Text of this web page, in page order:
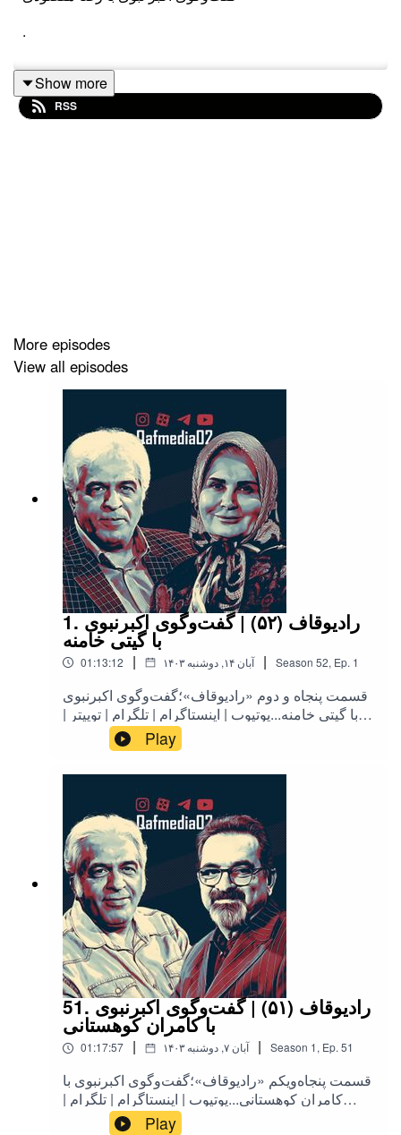
.
.
.
Show more
RSS
More episodes
View all episodes
1. رادیوقاف (۵۲) | گفت‌وگوی اکبرنبوی
با گیتی خامنه
01:13:12 | ۱۴۰۳ آبان ۱۴, دوشنبه | Season 52, Ep. 1
قسمت پنجاه‌ و دوم «رادیوقاف»؛گفت‌وگوی اکبرنبوی
با گیتی خامنه...یوتیوب | اینستاگرام | تلگرام | توییتر |
کست‌باکس | آپارات | روبیکا | بله
Play
51. رادیوقاف (۵۱) | گفت‌وگوی اکبرنبوی
با کامران کوهستانی
01:17:57 | ۱۴۰۳ آبان ۷, دوشنبه | Season 1, Ep. 51
قسمت پنجاه‌ویکم «رادیوقاف»؛گفت‌وگوی اکبرنبوی با
کامران کوهستانی...یوتیوب | اینستاگرام | تلگرام |
توییتر | کست‌باکس | آپارات | روبیکا | بله
Play